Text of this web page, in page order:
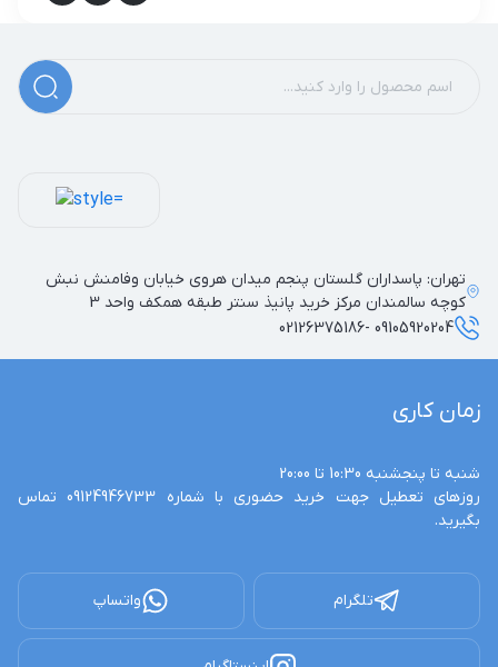
زمان کاری
بگیرید.
تلگرام واتساپ
تهران: پاسداران گلستان پنجم میدان هروی خیابان وفامنش نبش
کوچه سالمندان مرکز خرید پانیذ سنتر طبقه همکف واحد 3
09105920204 -02126375186